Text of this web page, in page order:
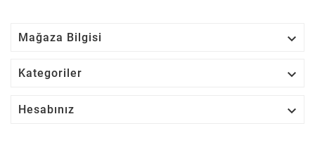
Mağaza Bilgisi 
Kategoriler 
Hesabınız 